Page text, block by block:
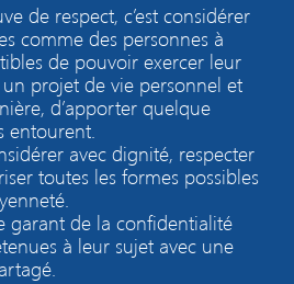
de respect, c’est considérer
comme des personnes à
de pouvoir exercer leur
projet de vie personnel et
d’apporter quelque
entourent.
avec dignité, respecter
toutes les formes possibles
garant de la confidentialité
à leur sujet avec une